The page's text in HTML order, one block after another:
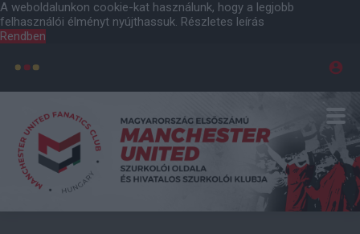
A weboldalunkon cookie-kat használunk, hogy a legjobb
felhasználói élményt nyújthassuk. Részletes leírás
Rendben